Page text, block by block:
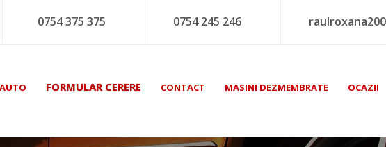
0754 375 375 0754 245 246
FORMULAR CERERE CONTACT MASINI DEZMEMBRATE OCAZII